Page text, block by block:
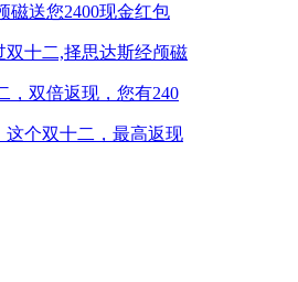
磁送您2400现金红包
十二,择思达斯经颅磁
，双倍返现，您有240
个双十二，最高返现